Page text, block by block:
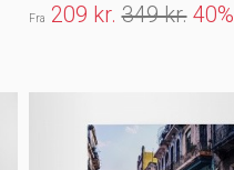
Fra 209 kr. 349 kr. 40%